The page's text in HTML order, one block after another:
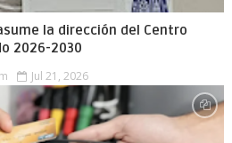
la dirección del Centro
2026-2030
Jul 21, 2026